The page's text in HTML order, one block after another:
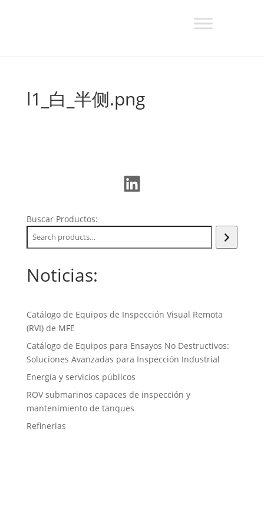
l1_白_半侧.png
LinkedIn
Buscar Productos:
Noticias:
Catálogo de Equipos de Inspección Visual Remota
(RVI) de MFE
Catálogo de Equipos para Ensayos No Destructivos:
Soluciones Avanzadas para Inspección Industrial
Energía y servicios públicos
ROV submarinos capaces de inspección y
mantenimiento de tanques
Refinerias